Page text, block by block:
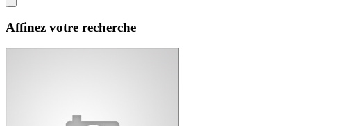
Affinez votre recherche